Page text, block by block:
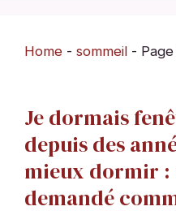
Home - sommeil -
Je dormais
depuis des
mieux dormir :
demandé